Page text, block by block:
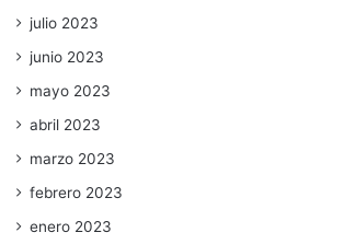
julio 2023
junio 2023
mayo 2023
abril 2023
marzo 2023
febrero 2023
enero 2023